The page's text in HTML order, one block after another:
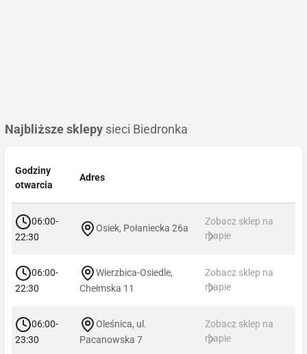
Najbliższe sklepy sieci Biedronka
Godziny
otwarcia
Adres
06:00-
22:30
Osiek, Połaniecka 26a
Zobacz sklep na
mapie
06:00-
22:30
Wierzbica-Osiedle,
Chełmska 11
Zobacz sklep na
mapie
06:00-
23:30
Oleśnica, ul.
Pacanowska 7
Zobacz sklep na
mapie